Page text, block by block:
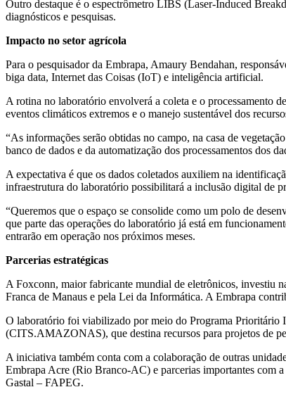
Outro destaque é o espectrômetro LIBS (Laser-Induced
diagnósticos e pesquisas.
Impacto no setor agrícola
Para o pesquisador da Embrapa, Amaury Bendahan,
biga data, Internet das Coisas (IoT) e inteligência artificial.
A rotina no laboratório envolverá a coleta e o processamento
eventos climáticos extremos e o manejo sustentável dos
“As informações serão obtidas no campo, na casa de
banco de dados e da automatização dos processamentos dos
A expectativa é que os dados coletados auxiliem na
infraestrutura do laboratório possibilitará a inclusão digital de
“Queremos que o espaço se consolide como um polo de
que parte das operações do laboratório já está em
entrarão em operação nos próximos meses.
Parcerias estratégicas
A Foxconn, maior fabricante mundial de eletrônicos, investiu
Franca de Manaus e pela Lei da Informática. A Embrapa
O laboratório foi viabilizado por meio do Programa Prioritário
(CITS.AMAZONAS), que destina recursos para projetos de
A iniciativa também conta com a colaboração de outras
Embrapa Acre (Rio Branco-AC) e parcerias importantes com
Gastal – FAPEG.